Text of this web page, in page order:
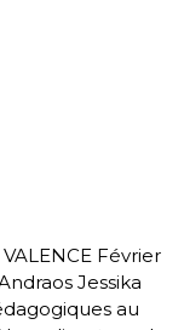
VALENCE Février
Jessika
au